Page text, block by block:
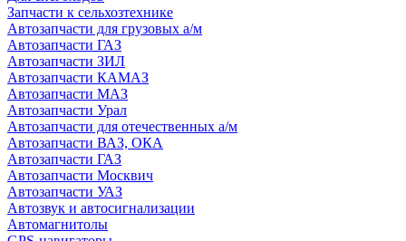
Запчасти к сельхозтехнике
Автозапчасти для грузовых а/м
Автозапчасти ГАЗ
Автозапчасти ЗИЛ
Автозапчасти КАМАЗ
Автозапчасти МАЗ
Автозапчасти Урал
Автозапчасти для отечественных а/м
Автозапчасти ВАЗ, ОКА
Автозапчасти ГАЗ
Автозапчасти Москвич
Автозапчасти УАЗ
Автозвук и автосигнализации
Автомагнитолы